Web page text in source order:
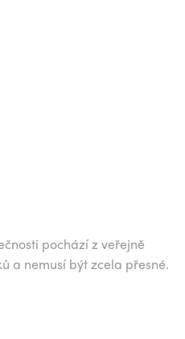
pochází z veřejně
a nemusí být zcela přesné.